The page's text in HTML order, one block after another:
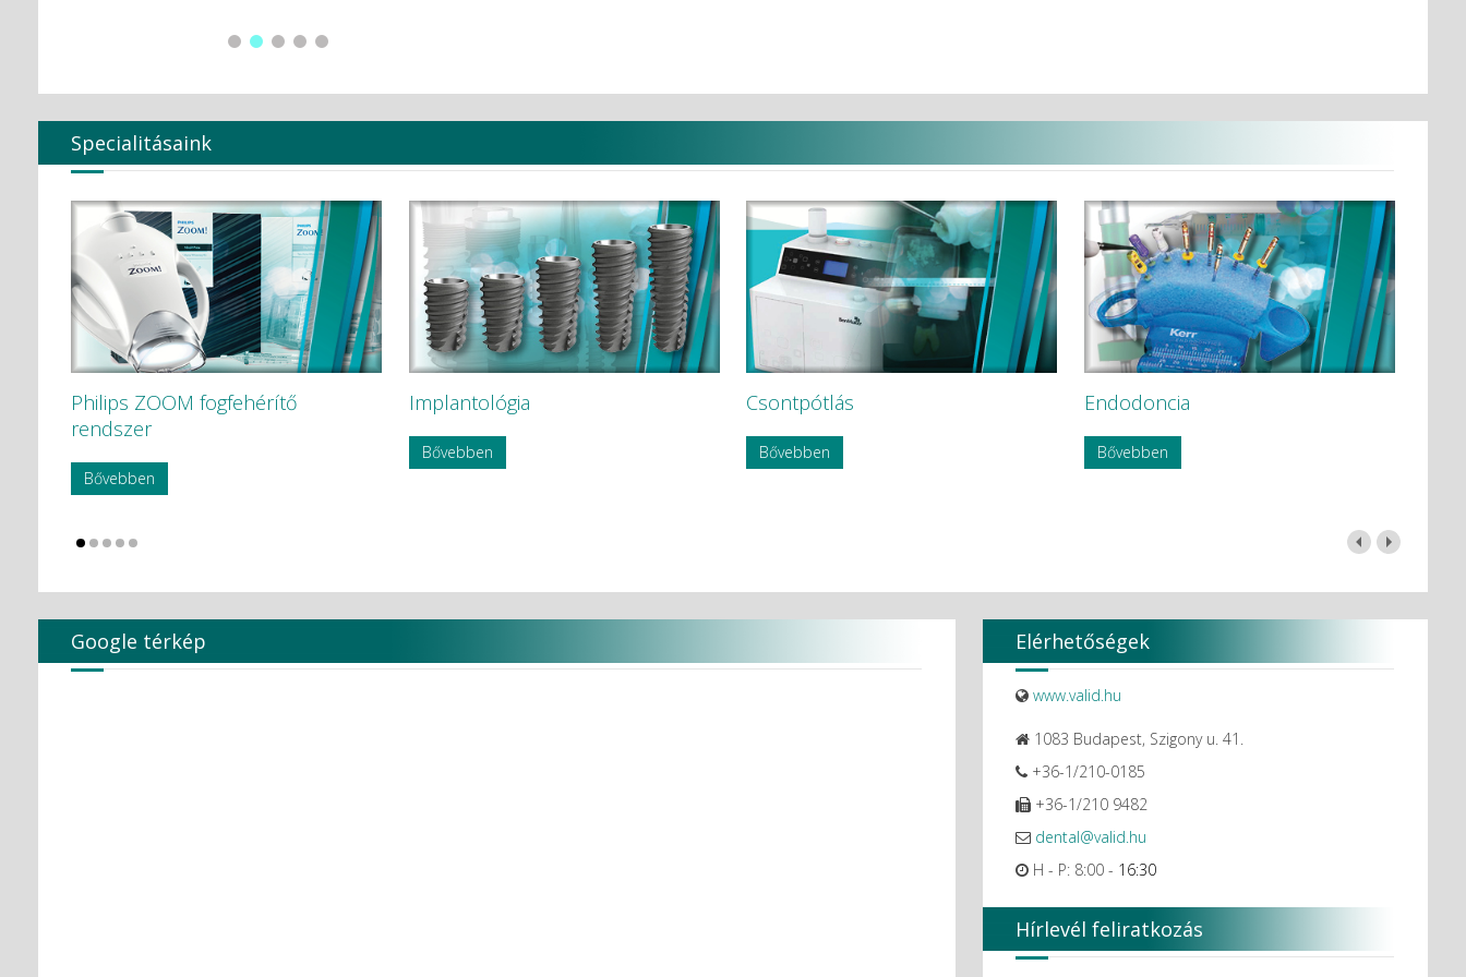
Hager & Werken GmbH c Co. KG
Hartmann
Harvard Dental
Heraeus Kulzer GmbH
Hoffmann Dental
HYCARE
Hygenic
Intensív
Ivoclar Vivadent
KAVO
KaVo Kerr
KerrEndo
KerrHawe SA
KETTENBACH GmbH & Co. KG.
KODAK
KODAK Carestream
KOMET
Korea Dental Solution Co., Ltd.
Kovácsházi
LARIDENT S.r.l.
Magenta Technology Co.,Ltd
MAILLEFER
MAJOR Prodotti Dentari S.p.A.
MARK3
Specialitásaink
Philips ZOOM fogfehérítő
rendszer
Bővebben
Implantológia
Bővebben
Csontpótlás
Bővebben
Endodoncia
Bővebben
Google térkép Elérhetőségek
www.valid.hu
1083 Budapest, Szigony u. 41.
+36-1/210-0185
+36-1/210 9482
dental@valid.hu
H - P: 8:00 - 16:30
Hírlevél feliratkozás